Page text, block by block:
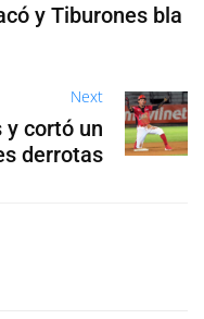
y Tiburones bla
Next
y cortó un
derrotas